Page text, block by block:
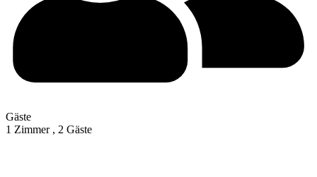
Gäste
1 Zimmer , 2 Gäste